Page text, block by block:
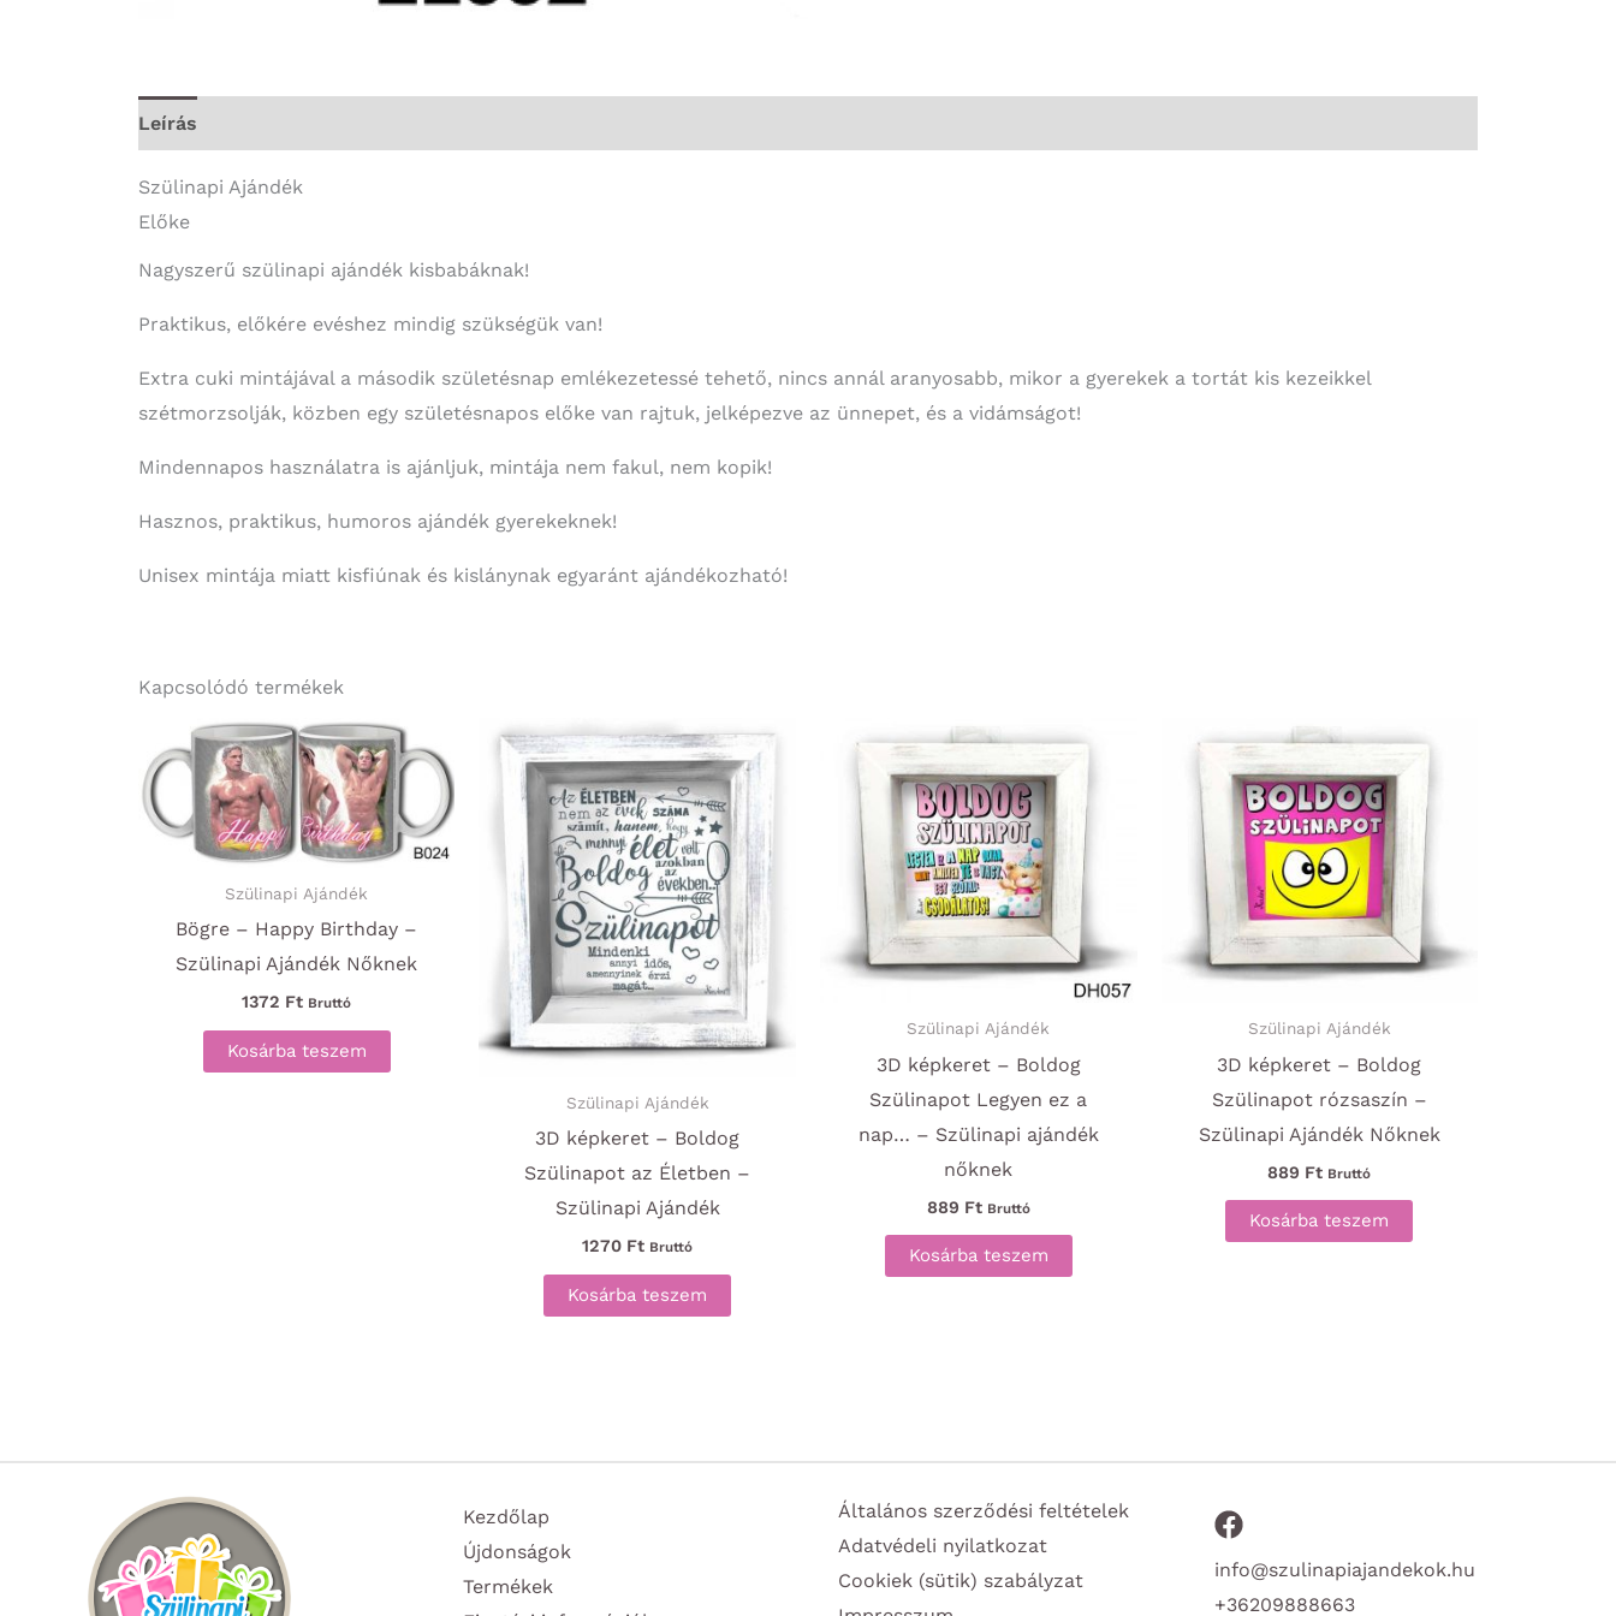
Leírás
Szülinapi Ajándék
Előke
Nagyszerű szülinapi ajándék kisbabáknak!
Praktikus, előkére evéshez mindig szükségük van!
Extra cuki mintájával a második születésnap emlékezetessé tehető, nincs annál aranyosabb, mikor a gyerekek a tortát kis kezeikkel
szétmorzsolják, közben egy születésnapos előke van rajtuk, jelképezve az ünnepet, és a vidámságot!
Mindennapos használatra is ajánljuk, mintája nem fakul, nem kopik!
Hasznos, praktikus, humoros ajándék gyerekeknek!
Unisex mintája miatt kisfiúnak és kislánynak egyaránt ajándékozható!
Kapcsolódó termékek
Szülinapi Ajándék
Bögre – Happy Birthday –
Szülinapi Ajándék Nőknek
1372 Ft Bruttó
Kosárba teszem
Szülinapi Ajándék
3D képkeret – Boldog
Szülinapot az Életben –
Szülinapi Ajándék
1270 Ft Bruttó
Kosárba teszem
Szülinapi Ajándék
3D képkeret – Boldog
Szülinapot Legyen ez a
nap… – Szülinapi ajándék
nőknek
889 Ft Bruttó
Kosárba teszem
Szülinapi Ajándék
3D képkeret – Boldog
Szülinapot rózsaszín –
Szülinapi Ajándék Nőknek
889 Ft Bruttó
Kosárba teszem
Kezdőlap
Újdonságok
Termékek
Általános szerződési feltételek
Adatvédeli nyilatkozat
Cookiek (sütik) szabályzat
info@szulinapiajandekok.hu
+36209888663